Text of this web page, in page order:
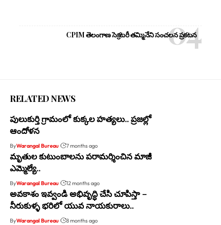
CPIM తెలంగాణ సెక్రటరీ తమ్మినేని సంచలన ప్రకటన
RELATED NEWS
పులుకుర్తి గ్రామంలో కుక్కల హత్యలు.. ప్రజల్లో
ఆందోళన
ByWarangal Bureau 7 months ago
మృతుల కుటుంబాలను పరామర్శించిన మాజీ
ఎమ్మెల్యే..
ByWarangal Bureau 12 months ago
అవకాశం ఇవ్వండి అభివృద్ధి చేసి చూపిస్తా –
నీరుకుళ్ళ భరిలో యువ నాయకురాలు..
ByWarangal Bureau 8 months ago